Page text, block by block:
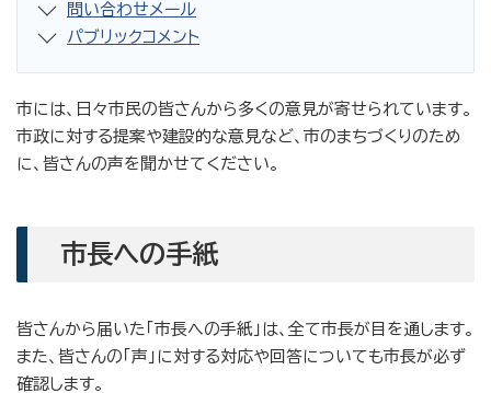
問い合わせメール
パブリックコメント
市には、日々市民の皆さんから多くの意見が寄せられています。
市政に対する提案や建設的な意見など、市のまちづくりのため
に、皆さんの声を聞かせてください。
市長への手紙
皆さんから届いた「市長への手紙」は、全て市長が目を通します。
また、皆さんの「声」に対する対応や回答についても市長が必ず
確認します。